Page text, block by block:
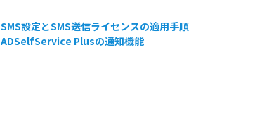
SMS設定とSMS送信ライセンスの適用手順
ADSelfService Plusの通知機能